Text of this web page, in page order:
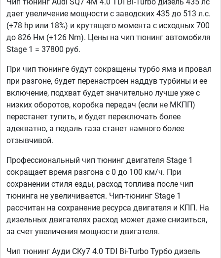
дает увеличение мощности с заводских 435 до 513 л.с.
(+78 hp или 18%) и крутящего момента с исходных 700
до 826 Нм (+126 Nm). Цены на чип тюнинг автомобиля
Stage 1 = 37800 руб.
При чип тюнинге будут сокращены турбо яма и провал
при разгоне, будет перенастроен наддув турбины и ее
включение, подхват будет значительно лучше уже с
низких оборотов, коробка передач (если не МКПП)
перестанет тупить, и будет переключать более
адекватно, а педаль газа станет намного более
отзывчивой.
Профессиональный чип тюнинг двигателя Stage 1
сокращает время разгона с 0 до 100 км/ч. При
сохранении стиля езды, расход топлива после чип
тюнинга не увеличивается. Чип-тюнинг Stage 1
рассчитан на сохранение ресурса двигателя и КПП. На
дизельных двигателях расход может даже снизиться,
за счет увеличения мощности двигателя.
Чип тюнинг Ауди CКу7 4.0 TDI Bi-Turbo Турбо дизель